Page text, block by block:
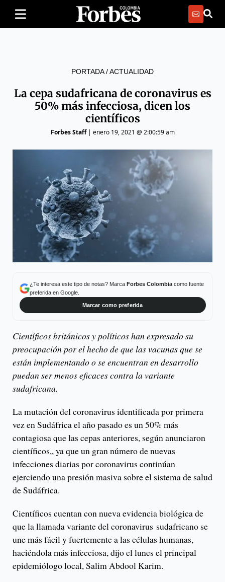
PORTADA/ACTUALIDAD
La cepa sudafricana de coronavirus es
50% más infecciosa, dicen los
científicos
Forbes Staff| enero 19, 2021 @ 2:00:59 am
¿Te interesa este tipo de notas? Marca Forbes Colombiacomo fuente
preferida en Google.
Marcar como preferida
Científicos británicos y políticos han expresado su
preocupación por el hecho de que las vacunas que se
están implementando o se encuentran en desarrollo
puedan ser menos eficaces contra la variante
sudafricana.
La mutación del coronavirus identificada por primera
vez en Sudáfrica el año pasado es un 50% más
contagiosa que las cepas anteriores, según anunciaron
científicos,, ya que un gran número de nuevas
infecciones diarias por coronavirus continúan
ejerciendo una presión masiva sobre el sistema de salud
de Sudáfrica.
Científicos cuentan con nueva evidencia biológica de
que la llamada variante del coronavirus sudafricano se
une más fácil y fuertemente a las células humanas,
haciéndola más infecciosa, dijo el lunes el principal
epidemiólogo local, Salim Abdool Karim.